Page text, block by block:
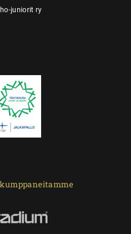
juniorit ry